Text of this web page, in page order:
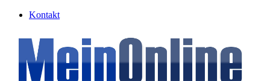
Kontakt